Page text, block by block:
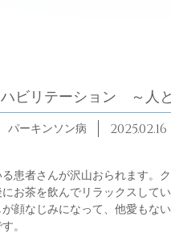
ビリテーション ～人
パーキンソン病 2025.02.16
患者さんが沢山おられます。
お茶を飲んでリラックスして
顔なじみになって、他愛もな
。